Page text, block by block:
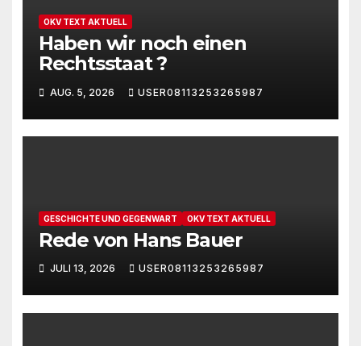
OKV TEXT AKTUELL
Haben wir noch einen
Rechtsstaat ?
AUG. 5, 2026 USER08113253265987
GESCHICHTE UND GEGENWART OKV TEXT AKTUELL
Rede von Hans Bauer
JULI 13, 2026 USER08113253265987